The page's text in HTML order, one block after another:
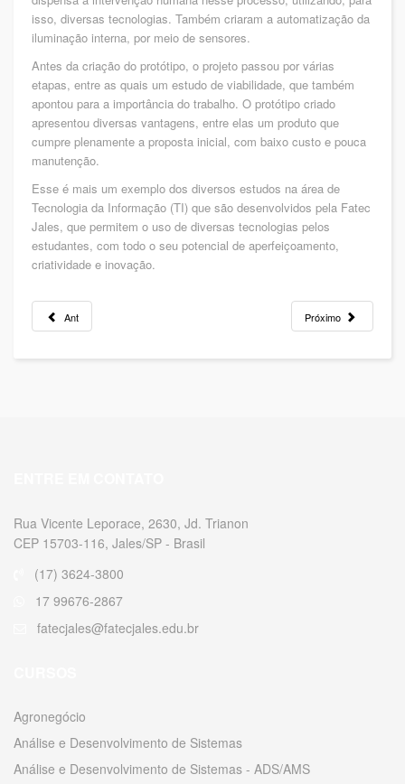
isso, diversas tecnologias. Também criaram a automatização da
iluminação interna, por meio de sensores.
Antes da criação do protótipo, o projeto passou por várias
etapas, entre as quais um estudo de viabilidade, que também
apontou para a importância do trabalho. O protótipo criado
apresentou diversas vantagens, entre elas um produto que
cumpre plenamente a proposta inicial, com baixo custo e pouca
manutenção.
Esse é mais um exemplo dos diversos estudos na área de
Tecnologia da Informação (TI) que são desenvolvidos pela Fatec
Jales, que permitem o uso de diversas tecnologias pelos
estudantes, com todo o seu potencial de aperfeiçoamento,
criatividade e inovação.
Ant Próximo
Rua Vicente Leporace, 2630, Jd. Trianon
CEP 15703-116, Jales/SP - Brasil
(17) 3624-3800
17 99676-2867
fatecjales@fatecjales.edu.br
Agronegócio
Análise e Desenvolvimento de Sistemas
Análise e Desenvolvimento de Sistemas - ADS/AMS